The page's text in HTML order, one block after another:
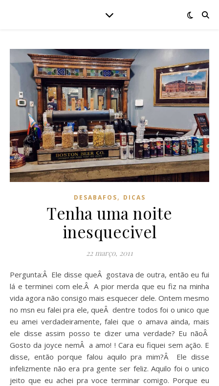
DESABAFOS, DICAS
Tenha uma noite
inesquecivel
22 março, 2011
Pergunta:Â Ele disse queÂ gostava de outra, então eu fui
lá e terminei com ele.Â A pior merda que eu fiz na minha
vida agora não consigo mais esquecer dele. Ontem mesmo
no msn eu falei pra ele, queÂ dentre todos foi o unico que
eu amei verdadeiramente, falei que o amava ainda, mais
ele disse assim posso te dizer uma verdade? Eu nãoÂ
Gosto da joyce nemÂ a amo! ! Cara eu fiquei sem ação. E
disse, então porque falou aquilo pra mim?Â Ele disse
infelizmente não era pra gente ser feliz. Aquilo foi o unico
jeito que eu achei pra voce terminar comigo. Porque eu